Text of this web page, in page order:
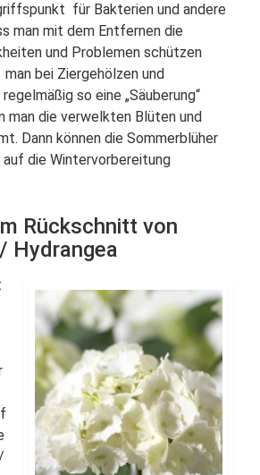
für Bakterien und andere
man mit dem Entfernen die
und Problemen schützen
bei Ziergehölzen und
so eine „Säuberung“
man die verwelkten Blüten und
Dann können die Sommerblüher
auf die Wintervorbereitung
Rückschnitt von
Hydrangea